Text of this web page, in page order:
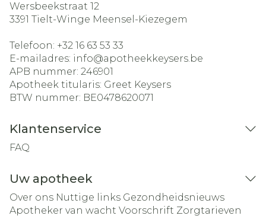
Wersbeekstraat 12
3391 Tielt-Winge Meensel-Kiezegem
Telefoon: +32 16 63 53 33
E-mailadres: info@apotheekkeysers.be
APB nummer: 246901
Apotheek titularis: Greet Keysers
BTW nummer: BE0478620071
Klantenservice
FAQ
Uw apotheek
Over ons Nuttige links Gezondheidsnieuws
Apotheker van wacht Voorschrift Zorgtarieven